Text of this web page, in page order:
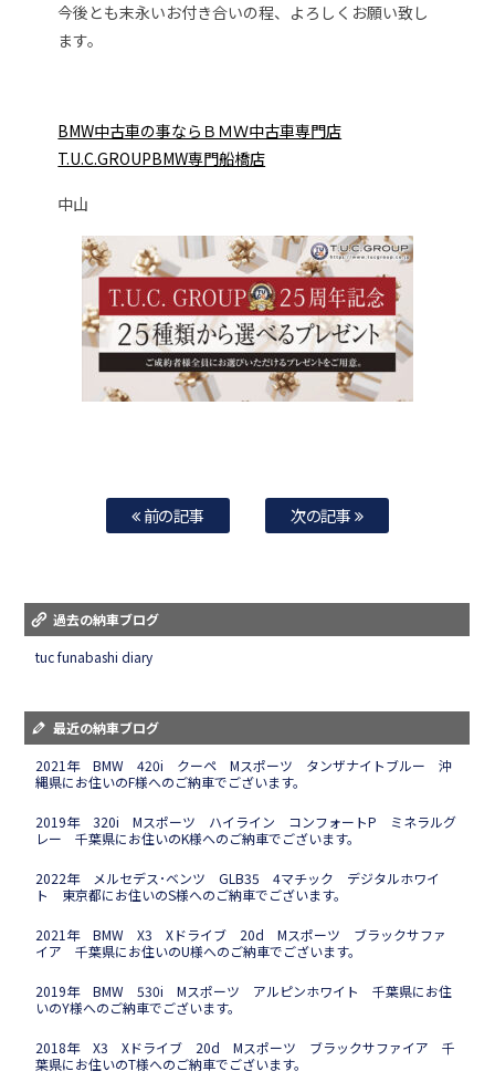
今後とも末永いお付き合いの程、よろしくお願い致し
ます。
BMW中古車の事ならＢＭＷ中古車専門店
T.U.C.GROUPBMW専門船橋店
中山
前の記事 次の記事
過去の納車ブログ
tuc funabashi diary
最近の納車ブログ
2021年 BMW 420i クーペ Mスポーツ タンザナイトブルー 沖
縄県にお住いのF様へのご納車でございます。
2019年 320i Mスポーツ ハイライン コンフォートP ミネラルグ
レー 千葉県にお住いのK様へのご納車でございます。
2022年 メルセデス･ベンツ GLB35 4マチック デジタルホワイ
ト 東京都にお住いのS様へのご納車でございます。
2021年 BMW X3 Xドライブ 20d Mスポーツ ブラックサファ
イア 千葉県にお住いのU様へのご納車でございます。
2019年 BMW 530i Mスポーツ アルピンホワイト 千葉県にお住
いのY様へのご納車でございます。
2018年 X3 Xドライブ 20d Mスポーツ ブラックサファイア 千
葉県にお住いのT様へのご納車でございます。